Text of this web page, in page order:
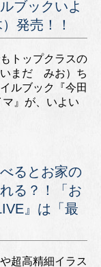
ブックいよ
発売！！
トップクラスの
いまだ みお）ち
ルブック『今田
』が、いよい
るとお家の
る？！「お
』は「最
超高精細イラス